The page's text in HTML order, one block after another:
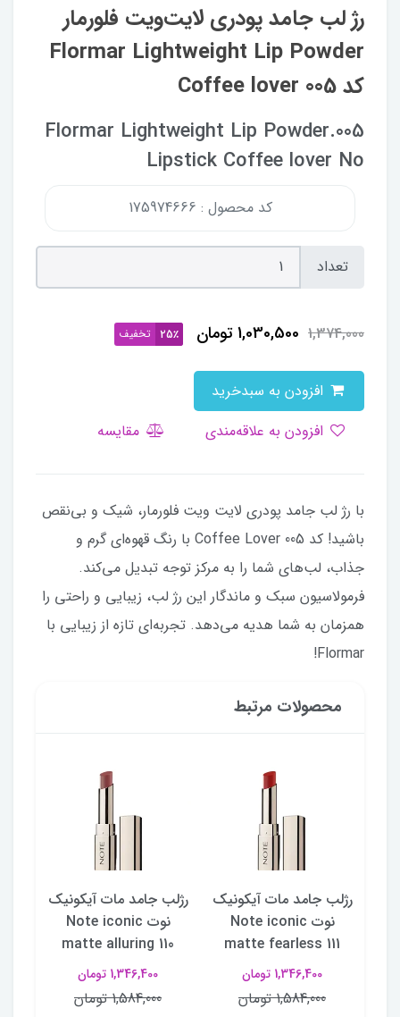
رژ لب جامد پودری لایت‌ویت فلورمار
Flormar Lightweight Lip Powder
کد 005 Coffee lover
005.Flormar Lightweight Lip Powder
Lipstick Coffee lover No
کد محصول : 175974666
تعداد
1,374,000
1,030,500تومان 25٪ تخفیف
مقایسه
با رژ لب جامد پودری لایت ویت فلورمار، شیک و بی‌نقص
باشید! کد 005 Coffee Lover با رنگ قهوه‌ای گرم و
جذاب، لب‌های شما را به مرکز توجه تبدیل می‌کند.
فرمولاسیون سبک و ماندگار این رژ لب، زیبایی و راحتی را
همزمان به شما هدیه می‌دهد. تجربه‌ای تازه از زیبایی با
Flormar!
محصولات مرتبط
رژلب جامد مات آیکونیک
نوت Note iconic
matte fearless 111
1,346,400 تومان
1,584,000 تومان
رژلب جامد مات آیکونیک
نوت Note iconic
matte alluring 110
1,346,400 تومان
1,584,000 تومان